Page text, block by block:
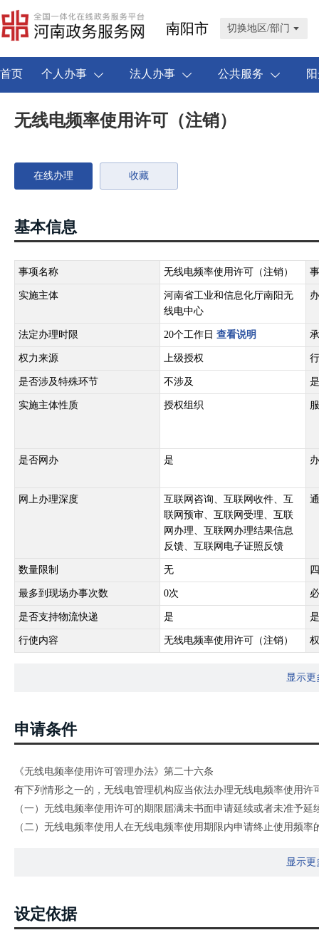
南阳市 切换地区/部门
首页 个人办事 法人办事 公共服务
无线电频率使用许可（注销）
在线办理 收藏
基本信息
事项名称 无线电频率使用许可（注销）
实施主体
河南省工业和信息化厅南阳无
线电中心
法定办理时限 20个工作日 查看说明
权力来源 上级授权
是否涉及特殊环节 不涉及
实施主体性质 授权组织
是否网办 是
网上办理深度
互联网咨询、互联网收件、互
联网预审、互联网受理、互联
网办理、互联网办理结果信息
反馈、互联网电子证照反馈
数量限制 无
最多到现场办事次数 0次
是否支持物流快递 是
行使内容 无线电频率使用许可（注销）
显示更
申请条件
《无线电频率使用许可管理办法》第二十六条
有下列情形之一的，无线电管理机构应当依法办理无线电频率使用许
（一）无线电频率使用许可的期限届满未书面申请延续或者未准予延
（二）无线电频率使用人在无线电频率使用期限内申请终止使用频率
无线电管理机构注销无线电频率使用许可的，同时收回无线电频率。
显示更
设定依据